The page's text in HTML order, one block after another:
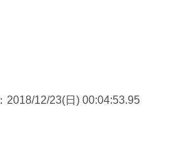
：2018/12/23(日) 00:04:53.95